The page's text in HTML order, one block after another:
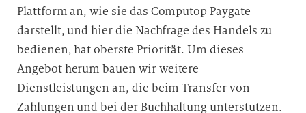
Plattform an, wie sie das Computop Paygate
darstellt, und hier die Nachfrage des Handels zu
bedienen, hat oberste Priorität. Um dieses
Angebot herum bauen wir weitere
Dienstleistungen an, die beim Transfer von
Zahlungen und bei der Buchhaltung unterstützen.